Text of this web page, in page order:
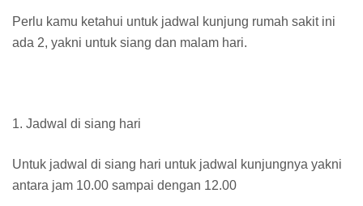
Perlu kamu ketahui untuk jadwal kunjung rumah sakit ini
ada 2, yakni untuk siang dan malam hari.
1. Jadwal di siang hari
Untuk jadwal di siang hari untuk jadwal kunjungnya yakni
antara jam 10.00 sampai dengan 12.00